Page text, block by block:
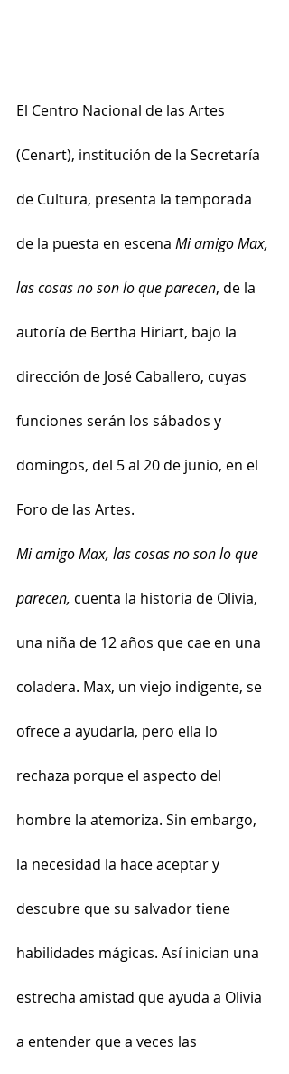
El Centro Nacional de las Artes
(Cenart), institución de la Secretaría
de Cultura, presenta la temporada
de la puesta en escena Mi amigo Max,
las cosas no son lo que parecen, de la
autoría de Bertha Hiriart, bajo la
dirección de José Caballero, cuyas
funciones serán los sábados y
domingos, del 5 al 20 de junio, en el
Foro de las Artes.
Mi amigo Max, las cosas no son lo que
parecen, cuenta la historia de Olivia,
una niña de 12 años que cae en una
coladera. Max, un viejo indigente, se
ofrece a ayudarla, pero ella lo
rechaza porque el aspecto del
hombre la atemoriza. Sin embargo,
la necesidad la hace aceptar y
descubre que su salvador tiene
habilidades mágicas. Así inician una
estrecha amistad que ayuda a Olivia
a entender que a veces las